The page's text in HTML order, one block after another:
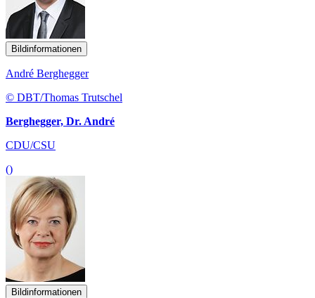
Bildinformationen
André Berghegger
© DBT/Thomas Trutschel
Berghegger, Dr. André
CDU/CSU
()
Bildinformationen